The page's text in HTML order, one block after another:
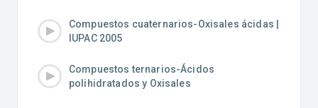
Compuestos cuaternarios-Oxisales ácidas |
IUPAC 2005
Compuestos ternarios-Ácidos
polihidratados y Oxisales